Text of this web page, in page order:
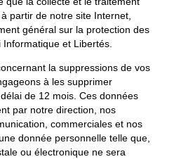
partir de notre site Internet,
général sur la protection des
et Libertés.
la suppressions de vos
à les supprimer
de 12 mois. Ces données
par notre direction, nos
commerciales et nos
donnée personnelle telle que,
ou électronique ne sera